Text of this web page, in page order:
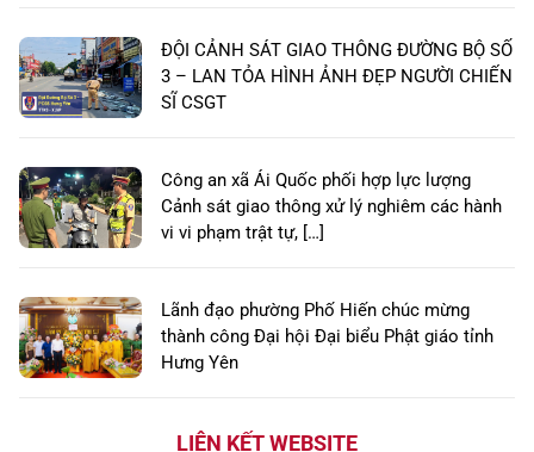
ĐỘI CẢNH SÁT GIAO THÔNG ĐƯỜNG BỘ SỐ
3 – LAN TỎA HÌNH ẢNH ĐẸP NGƯỜI CHIẾN
SĨ CSGT
Công an xã Ái Quốc phối hợp lực lượng
Cảnh sát giao thông xử lý nghiêm các hành
vi vi phạm trật tự, […]
Lãnh đạo phường Phố Hiến chúc mừng
thành công Đại hội Đại biểu Phật giáo tỉnh
Hưng Yên
LIÊN KẾT WEBSITE